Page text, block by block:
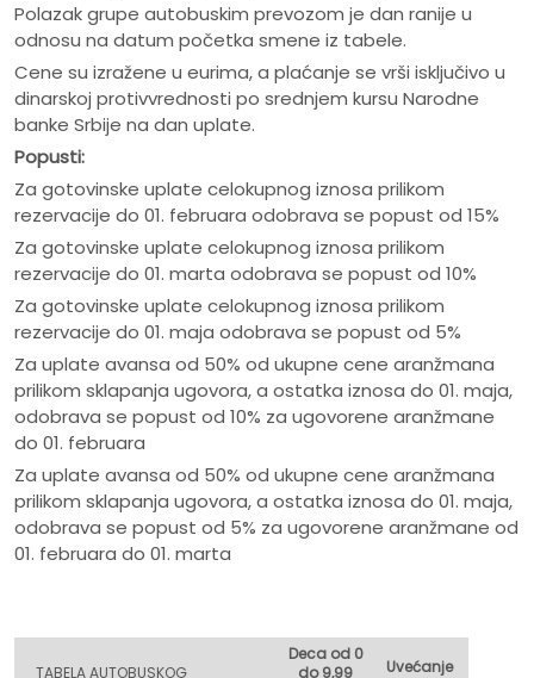
Polazak grupe autobuskim prevozom je dan ranije u
odnosu na datum početka smene iz tabele.
Cene su izražene u eurima, a plaćanje se vrši isključivo u
dinarskoj protivvrednosti po srednjem kursu Narodne
banke Srbije na dan uplate.
Popusti:
Za gotovinske uplate celokupnog iznosa prilikom
rezervacije do 01. februara odobrava se popust od 15%
Za gotovinske uplate celokupnog iznosa prilikom
rezervacije do 01. marta odobrava se popust od 10%
Za gotovinske uplate celokupnog iznosa prilikom
rezervacije do 01. maja odobrava se popust od 5%
Za uplate avansa od 50% od ukupne cene aranžmana
prilikom sklapanja ugovora, a ostatka iznosa do 01. maja,
odobrava se popust od 10% za ugovorene aranžmane
do 01. februara
Za uplate avansa od 50% od ukupne cene aranžmana
prilikom sklapanja ugovora, a ostatka iznosa do 01. maja,
odobrava se popust od 5% za ugovorene aranžmane od
01. februara do 01. marta
TABELA AUTOBUSKOG
Deca od 0
do 9,99
Uvećanje